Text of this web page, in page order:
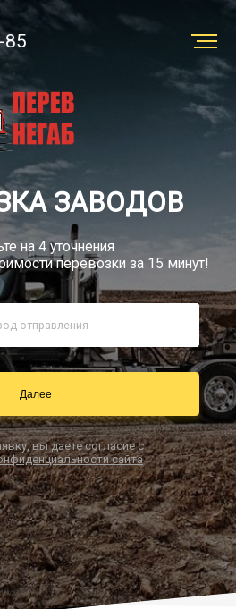
8 (800) 505-40-85
Звонок по РФ бесплатный
sale@simtruck-negabarit.ru
Заказать звонок
Заказать
перевозку
Грузы
85
ЗАВОДОВ
на 4 уточнения
перевозки за 15 минут!
Далее
вы даете согласие с
сайта